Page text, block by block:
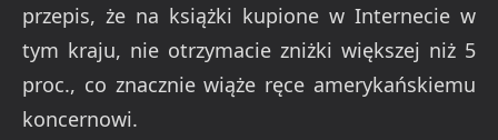
przepis, że na książki kupione w Internecie w
tym kraju, nie otrzymacie zniżki większej niż 5
proc., co znacznie wiąże ręce amerykańskiemu
koncernowi.